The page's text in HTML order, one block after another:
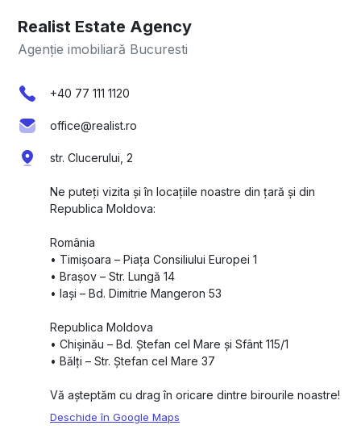
Realist Estate Agency
Agenție imobiliară Bucuresti
+40 77 111 1120
office@realist.ro
str. Clucerului, 2
Ne puteți vizita și în locațiile noastre din țară și din
Republica Moldova:
România
•⁠ ⁠Timișoara – Piața Consiliului Europei 1
•⁠ ⁠Brașov – Str. Lungă 14
•⁠ ⁠Iași – Bd. Dimitrie Mangeron 53
Republica Moldova
•⁠ ⁠Chișinău – Bd. Ștefan cel Mare și Sfânt 115/1
•⁠ ⁠Bălți – Str. Ștefan cel Mare 37
Vă așteptăm cu drag în oricare dintre birourile noastre!
Deschide în Google Maps